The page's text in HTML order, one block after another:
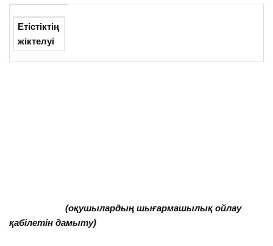
Етістіктің
жіктелуі
(оқушылардың шығармашылық ойлау
қабілетін дамыту)